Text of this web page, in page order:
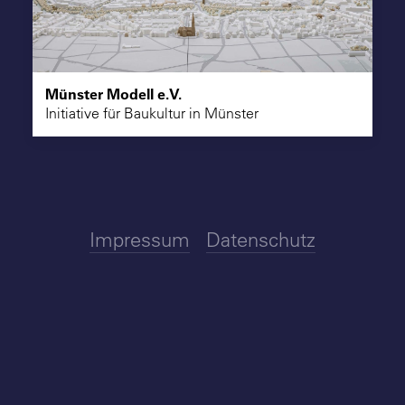
Münster Modell e.V.
Initiative für Baukultur in Münster
Impressum Datenschutz